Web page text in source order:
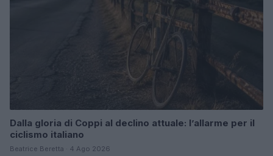
Dalla gloria di Coppi al declino attuale: l’allarme per il
ciclismo italiano
Beatrice Beretta · 4 Ago 2026